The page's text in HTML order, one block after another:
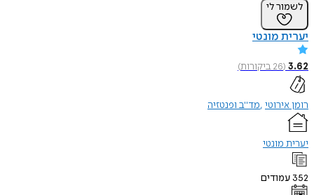
לשמור לי
יערית מונטי
3.62
(
26ביקורות)
רומן אירוטי מד"ב ופנטזיה
יערית מונטי
352 עמודים